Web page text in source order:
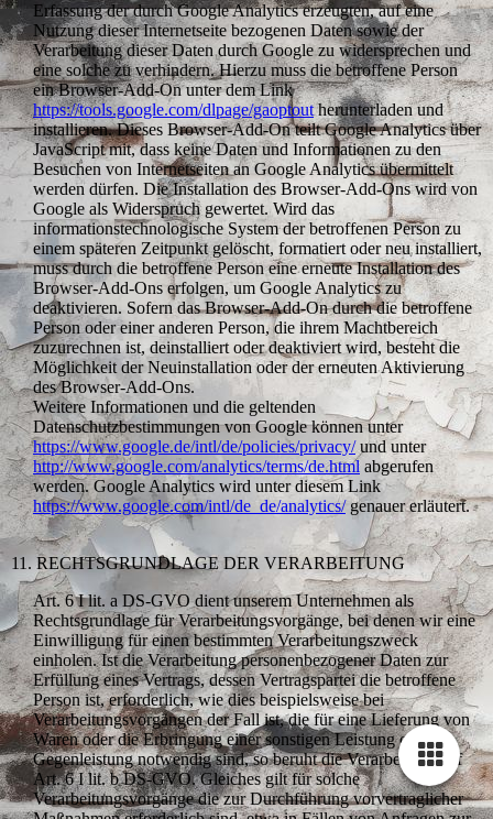
Erfassung der durch Google Analytics erzeugten, auf eine
Nutzung dieser Internetseite bezogenen Daten sowie der
Verarbeitung dieser Daten durch Google zu widersprechen und
eine solche zu verhindern. Hierzu muss die betroffene Person
ein Browser-Add-On unter dem Link
https://tools.google.com/dlpage/gaoptoutherunterladen und
installieren. Dieses Browser-Add-On teilt Google Analytics über
JavaScript mit, dass keine Daten und Informationen zu den
Besuchen von Internetseiten an Google Analytics übermittelt
werden dürfen. Die Installation des Browser-Add-Ons wird von
Google als Widerspruch gewertet. Wird das
informationstechnologische System der betroffenen Person zu
einem späteren Zeitpunkt gelöscht, formatiert oder neu installiert,
muss durch die betroffene Person eine erneute Installation des
Browser-Add-Ons erfolgen, um Google Analytics zu
deaktivieren. Sofern das Browser-Add-On durch die betroffene
Person oder einer anderen Person, die ihrem Machtbereich
zuzurechnen ist, deinstalliert oder deaktiviert wird, besteht die
Möglichkeit der Neuinstallation oder der erneuten Aktivierung
des Browser-Add-Ons.
Weitere Informationen und die geltenden
Datenschutzbestimmungen von Google können unter
https://www.google.de/intl/de/policies/privacy/und unter
http://www.google.com/analytics/terms/de.html abgerufen
werden. Google Analytics wird unter diesem Link
https://www.google.com/intl/de_de/analytics/genauer erläutert.
11. RECHTSGRUNDLAGE DER VERARBEITUNG
Art. 6 I lit. a DS-GVO dient unserem Unternehmen als
Rechtsgrundlage für Verarbeitungsvorgänge, bei denen wir eine
Einwilligung für einen bestimmten Verarbeitungszweck
einholen. Ist die Verarbeitung personenbezogener Daten zur
Erfüllung eines Vertrags, dessen Vertragspartei die betroffene
Person ist, erforderlich, wie dies beispielsweise bei
Verarbeitungsvorgängen der Fall ist, die für eine Lieferung von
Waren oder die Erbringung einer sonstigen Leistung oder
Gegenleistung notwendig sind, so beruht die Verarbeitung auf
Art. 6 I lit. b DS-GVO. Gleiches gilt für solche
Verarbeitungsvorgänge die zur Durchführung vorvertraglicher